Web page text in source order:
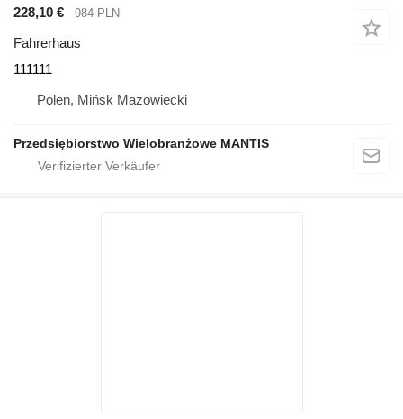
228,10 € 984 PLN
Fahrerhaus
111111
Polen, Mińsk Mazowiecki
Przedsiębiorstwo Wielobranżowe MANTIS